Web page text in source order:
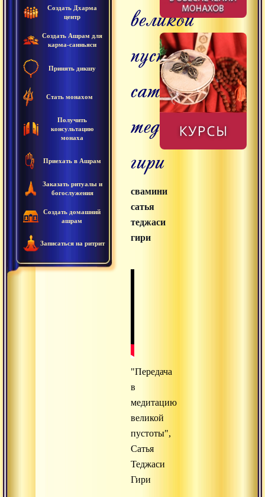
Создать Дхарма
центр
Создать Ашрам для
карма-санньяси
Принять дикшу
Стать монахом
Получить
консультацию
монаха
Приехать в Ашрам
Заказать ритуалы и
богослужения
Создать домашний
ашрам
Записаться на ритрит
великой
пустоты,
сатья
теджаси
гири
свамини
сатья
теджаси
гири
"Передача
в
медитацию
великой
пустоты",
Сатья
Теджаси
Гири